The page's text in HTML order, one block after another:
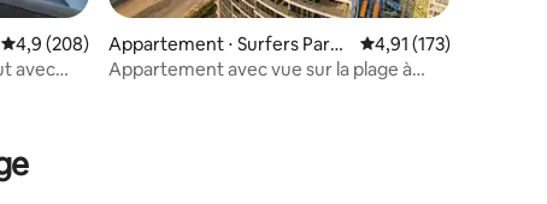
: 4,97 sur 5
Évaluation moyenne sur la base de 208 commentaires : 4,9 sur 5
4,9 (208)
avec
Appartement ⋅ Surfers Parad
ise
Évaluation moyenne
4,91 (173)
Appartement avec vue sur la plage à